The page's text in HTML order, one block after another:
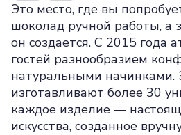
Это место, где вы
шоколад ручной работы, а
он создается. С 2015 года
гостей разнообразием
натуральными начинками.
изготавливают более 30
каждое изделие —
искусства, созданное